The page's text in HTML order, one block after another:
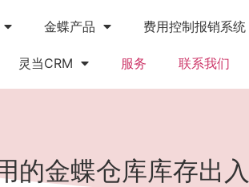
金蝶产品 费用控制报销系统
灵当CRM 服务 联系我们
的金蝶仓库库存出